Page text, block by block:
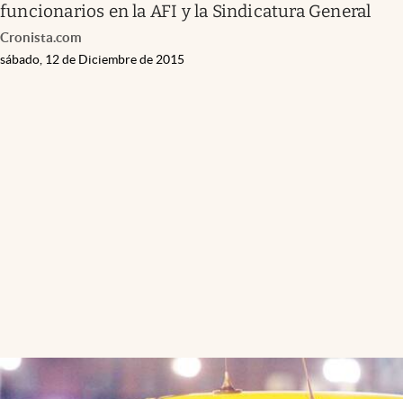
funcionarios en la AFI y la Sindicatura General
Cronista.com
sábado, 12 de Diciembre de 2015